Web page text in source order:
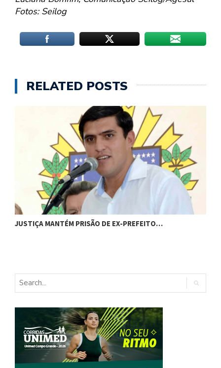
Fotos: Seilog
RELATED POSTS
JUSTIÇA MANTÉM PRISÃO DE EX-PREFEITO…